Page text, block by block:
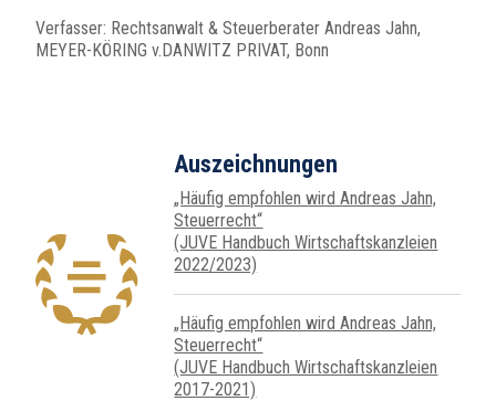
Verfasser: Rechtsanwalt & Steuerberater Andreas Jahn,
MEYER-KÖRING v.DANWITZ PRIVAT, Bonn
Auszeichnungen
„Häufig empfohlen wird Andreas Jahn,
Steuer­recht“
(JUVE Handbuch Wirtschafts­kanz­leien
2022/2023)
„Häufig empfohlen wird Andreas Jahn,
Steuer­recht“
(JUVE Handbuch Wirtschafts­kanz­leien
2017-2021)